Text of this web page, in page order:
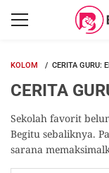
KOLOM CERITA GURU:
CERITA
Sekolah favorit
Begitu sebaliknya.
sarana